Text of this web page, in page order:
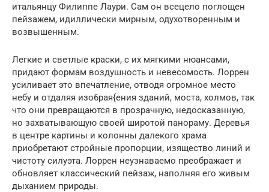
итальянцу Филиппе Лаури. Сам он всецело поглощен
пейзажем, идиллически мирным, одухотворенным и
возвышенным.
Легкие и светлые краски, с их мягкими нюансами,
придают формам воздушность и невесомость. Лоррен
усиливает это впечатление, отводя огромное место
небу и отдаляя изо6рая{ения зданий, моста, холмов, так
что они превращаются в прозрачную, недосказанную,
но захватывающую своей широтой панораму. Деревья
в центре картины и колонны далекого храма
приобретают стройные пропорции, изящество линий и
чистоту силуэта. Лоррен неузнаваемо преображает и
обновляет классический пейзаж, наполняя его живым
дыханием природы.